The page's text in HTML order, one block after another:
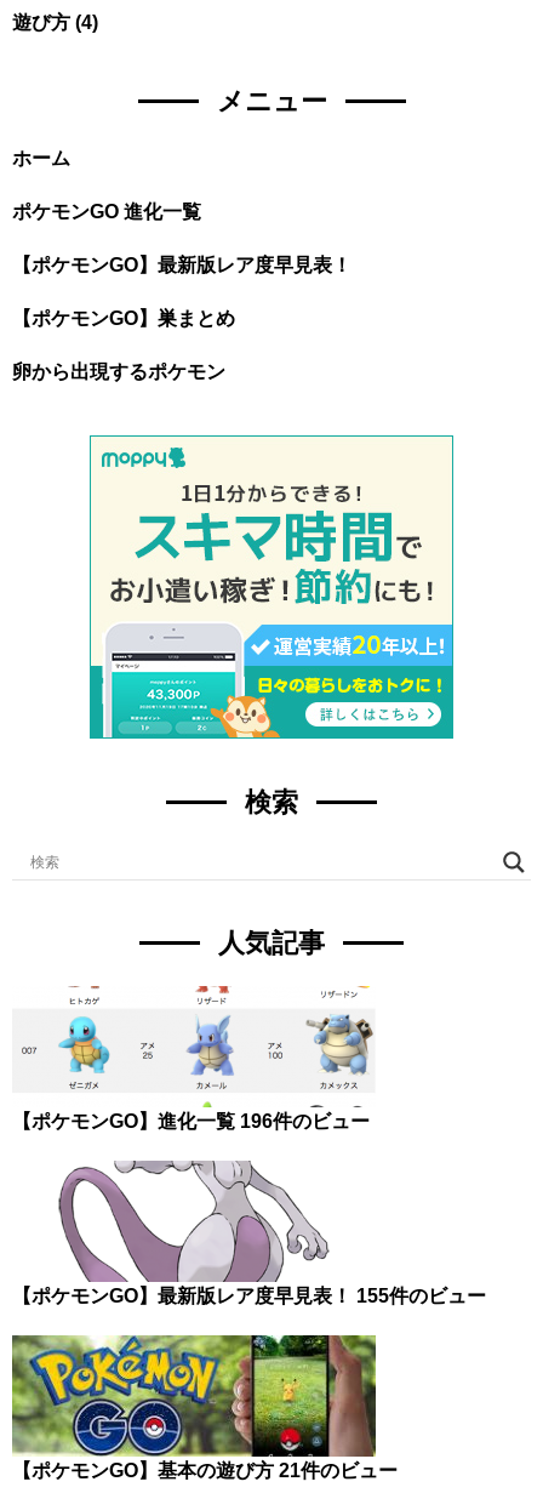
遊び方 (4)
メニュー
ホーム
ポケモンGO 進化一覧
【ポケモンGO】最新版レア度早見表！
【ポケモンGO】巣まとめ
卵から出現するポケモン
検索
人気記事
【ポケモンGO】進化一覧 196件のビュー
【ポケモンGO】最新版レア度早見表！ 155件のビュー
【ポケモンGO】基本の遊び方 21件のビュー